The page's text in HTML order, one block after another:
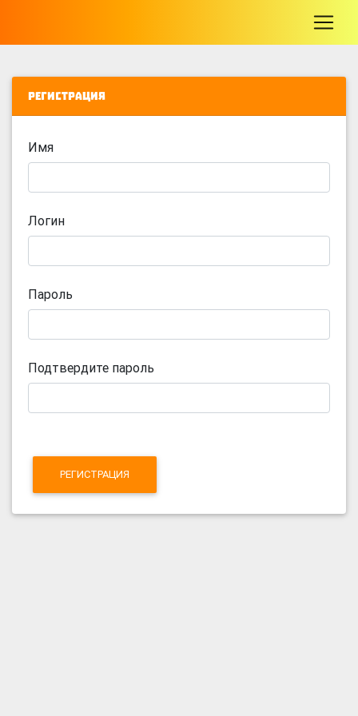
Регистрация
Имя
Логин
Пароль
Подтвердите пароль
РЕГИСТРАЦИЯ